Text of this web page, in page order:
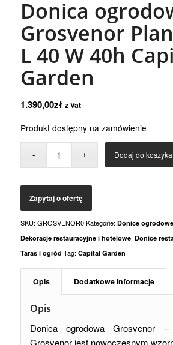
Donica
Grosvenor
L 40 W 40h
Garden
1.390,00zł z Vat
Produkt dostępny na zamówienie
Dodaj do koszyka
SKU: GROSVENOR0 Kategorie: Donice ogrodowe
Dekoracje restauracyjne i hotelowe, Donice
Taras i ogród Tag: Capital Garden
Opis Dodatkowe informacje
Opis
Donica ogrodowa Grosvenor